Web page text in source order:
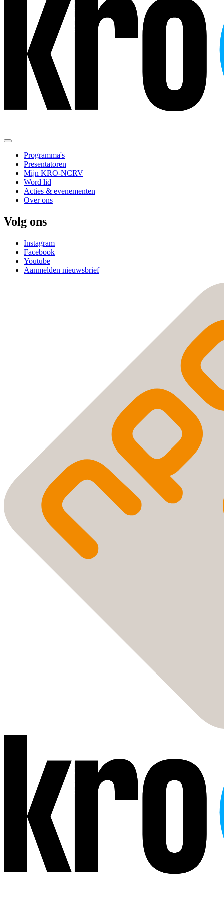
Programma's
Presentatoren
Mijn KRO-NCRV
Word lid
Acties & evenementen
Over ons
Volg ons
Instagram
Facebook
Youtube
Aanmelden nieuwsbrief